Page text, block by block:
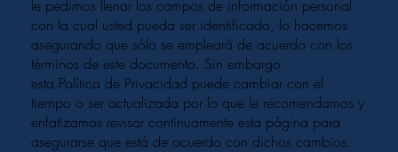
le pedimos llenar los campos de información personal
con la cual usted pueda ser identificado, lo hacemos
asegurando que sólo se empleará de acuerdo con los
términos de este documento. Sin embargo
esta Política de Privacidad puede cambiar con el
tiempo o ser actualizada por lo que le recomendamos y
enfatizamos revisar continuamente esta página para
asegurarse que está de acuerdo con dichos cambios.